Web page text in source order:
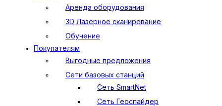
Аренда оборудования
3D Лазерное сканирование
Обучение
Покупателям
Выгодные предложения
Сети базовых станций
Сеть SmartNet
Сеть Геоспайдер